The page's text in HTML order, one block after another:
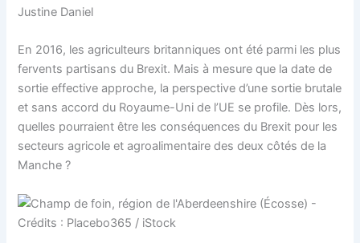
Justine Daniel
En 2016, les agriculteurs britanniques ont été parmi les plus
fervents partisans du Brexit. Mais à mesure que la date de
sortie effective approche, la perspective d’une sortie brutale
et sans accord du Royaume-Uni de l’UE se profile. Dès lors,
quelles pourraient être les conséquences du Brexit pour les
secteurs agricole et agroalimentaire des deux côtés de la
Manche ?